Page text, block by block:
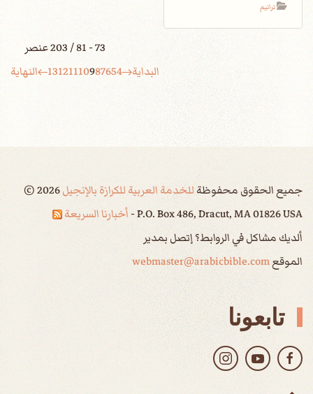
ترانيم
73 - 81 / 203 عنصر
البداية
4
5
6
7
8
9
10
11
12
13 النهاية
جميع الحقوق محفوظةللخدمة العربية للكرازة بالإنجيل ©2026
P.O. Box 486, Dracut, MA 01826 USA - أخبارنا السريعة
ألديك مشاكل في الروابط؟ إتصل بمدير
الموقعwebmaster@arabicbible.com
تابعونا